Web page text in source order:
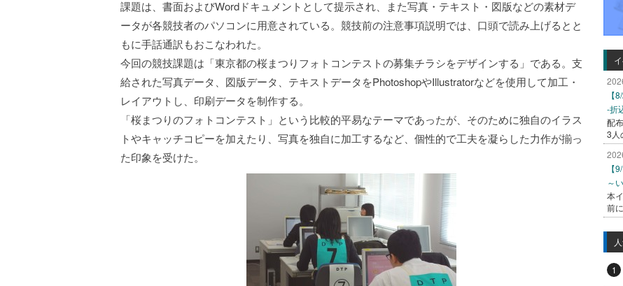
課題は、書面およびWordドキュメントとして提示され、また写真・テキスト・図版などの素材デ
ータが各競技者のパソコンに用意されている。競技前の注意事項説明では、口頭で読み上げるとと
もに手話通訳もおこなわれた。
今回の競技課題は「東京都の桜まつりフォトコンテストの募集チラシをデザインする」である。支
給された写真データ、図版データ、テキストデータをPhotoshopやIllustratorなどを使用して加工・
レイアウトし、印刷データを制作する。
「桜まつりのフォトコンテスト」という比較的平易なテーマであったが、そのために独自のイラス
トやキャッチコピーを加えたり、写真を独自に加工するなど、個性的で工夫を凝らした力作が揃っ
た印象を受けた。
【
-折
配
3人
【
～
本
前
1